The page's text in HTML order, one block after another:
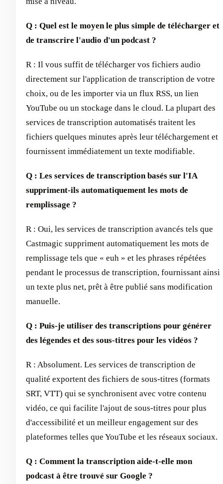
Q : Quel est le moyen le plus simple de télécharger et
de transcrire l'audio d'un podcast ?
R : Il vous suffit de télécharger vos fichiers audio
directement sur l'application de transcription de votre
choix, ou de les importer via un flux RSS, un lien
YouTube ou un stockage dans le cloud. La plupart des
services de transcription automatisés traitent les
fichiers quelques minutes après leur téléchargement et
fournissent immédiatement un texte modifiable.
Q : Les services de transcription basés sur l'IA
suppriment-ils automatiquement les mots de
remplissage ?
R : Oui, les services de transcription avancés tels que
Castmagic suppriment automatiquement les mots de
remplissage tels que « euh » et les phrases répétées
pendant le processus de transcription, fournissant ainsi
un texte plus net, prêt à être publié sans modification
manuelle.
Q : Puis-je utiliser des transcriptions pour générer
des légendes et des sous-titres pour les vidéos ?
R : Absolument. Les services de transcription de
qualité exportent des fichiers de sous-titres (formats
SRT, VTT) qui se synchronisent avec votre contenu
vidéo, ce qui facilite l'ajout de sous-titres pour plus
d'accessibilité et un meilleur engagement sur des
plateformes telles que YouTube et les réseaux sociaux.
Q : Comment la transcription aide-t-elle mon
podcast à être trouvé sur Google ?